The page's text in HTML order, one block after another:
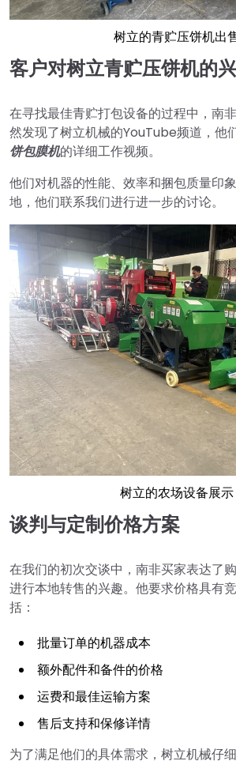
树立的青贮压饼机出
客户对树立青贮压饼机的
在寻找最佳青贮打包设备的过程中，南
然发现了树立机械的YouTube频道，他
饼包膜机的详细工作视频。
他们对机器的性能、效率和捆包质量印
地，他们联系我们进行进一步的讨论。
树立的农场设备展示
谈判与定制价格方案
在我们的初次交谈中，南非买家表达了
进行本地转售的兴趣。他要求价格具有
括：
批量订单的机器成本
额外配件和备件的价格
运费和最佳运输方案
售后支持和保修详情
为了满足他们的具体需求，树立机械仔